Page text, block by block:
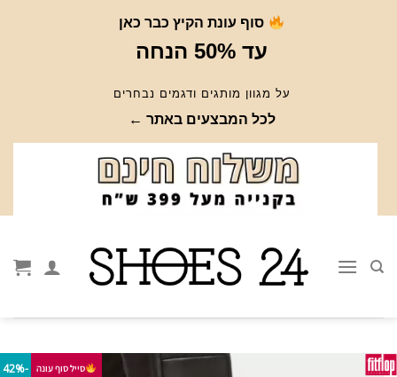
סוף עונת הקיץ כבר כאן
עד 50% הנחה
על מגוון מותגים ודגמים נבחרים
לכל המבצעים באתר ←
סייל סוף עונה -42%